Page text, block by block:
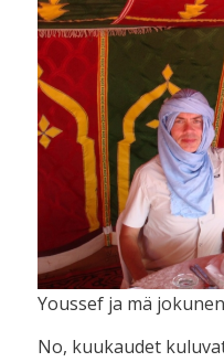
Youssef ja mä
No, kuukaudet